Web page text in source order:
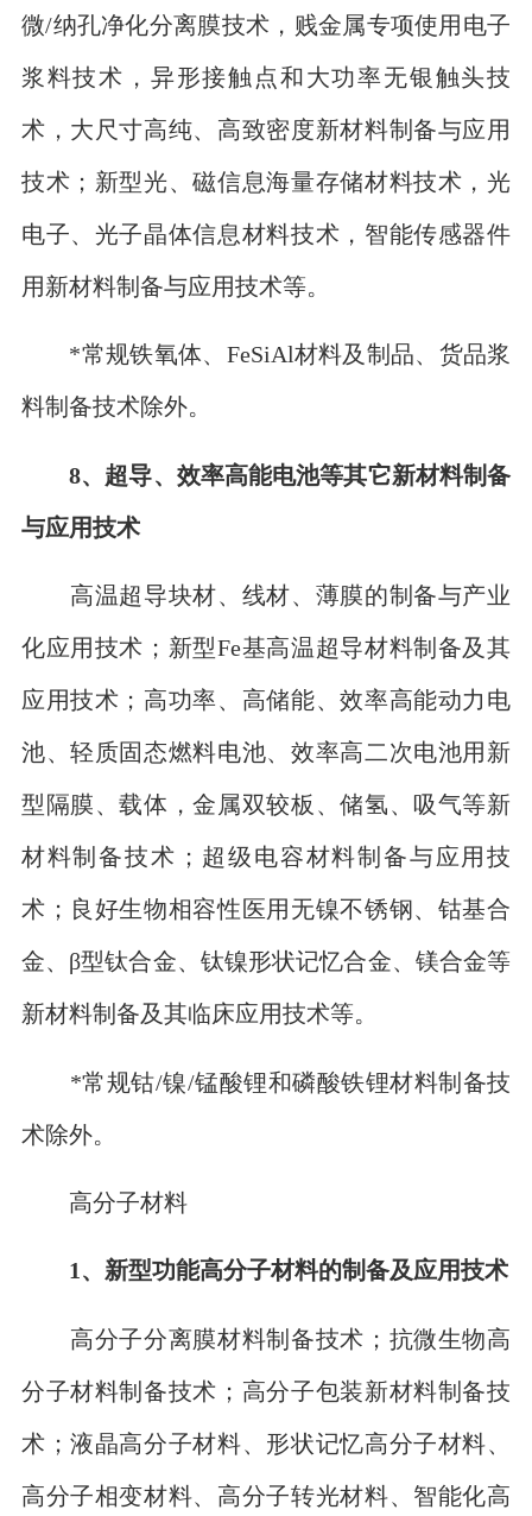
微/纳孔净化分离膜技术，贱金属专项使用电子
浆料技术，异形接触点和大功率无银触头技
术，大尺寸高纯、高致密度新材料制备与应用
技术；新型光、磁信息海量存储材料技术，光
电子、光子晶体信息材料技术，智能传感器件
用新材料制备与应用技术等。
*常规铁氧体、FeSiAl材料及制品、货品浆
料制备技术除外。
8、超导、效率高能电池等其它新材料制备
与应用技术
高温超导块材、线材、薄膜的制备与产业
化应用技术；新型Fe基高温超导材料制备及其
应用技术；高功率、高储能、效率高能动力电
池、轻质固态燃料电池、效率高二次电池用新
型隔膜、载体，金属双较板、储氢、吸气等新
材料制备技术；超级电容材料制备与应用技
术；良好生物相容性医用无镍不锈钢、钴基合
金、β型钛合金、钛镍形状记忆合金、镁合金等
新材料制备及其临床应用技术等。
*常规钴/镍/锰酸锂和磷酸铁锂材料制备技
术除外。
高分子材料
1、新型功能高分子材料的制备及应用技术
高分子分离膜材料制备技术；抗微生物高
分子材料制备技术；高分子包装新材料制备技
术；液晶高分子材料、形状记忆高分子材料、
高分子相变材料、高分子转光材料、智能化高